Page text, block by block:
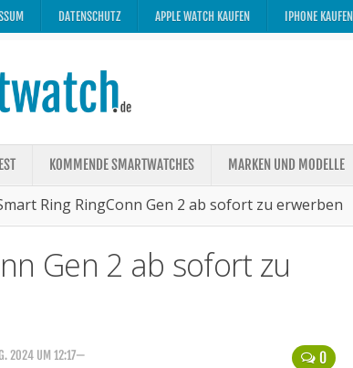
DATENSCHUTZ APPLE WATCH KAUFEN IPHONE KAUFEN
KOMMENDE SMARTWATCHES MARKEN UND MODELLE
Ring RingConn Gen 2 ab sofort zu erwerben
Gen 2 ab sofort zu
0
2024 UM 12:17—